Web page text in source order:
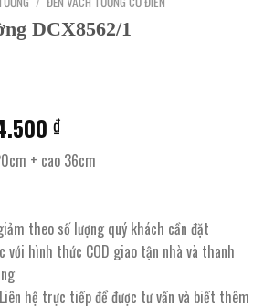
DCX8562/1
₫.
₫Giá
hiện
tại
254.500 ₫.
+ cao 36cm
theo số lượng quý khách cần đặt
với hình thức COD giao tận nhà và thanh
hệ trực tiếp để được tư vấn và biết thêm